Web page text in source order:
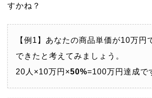
すかね？
【例1】あなたの商品単価が10万円
できたと考えてみましょう。
20人×10万円×50%=100万円達成で